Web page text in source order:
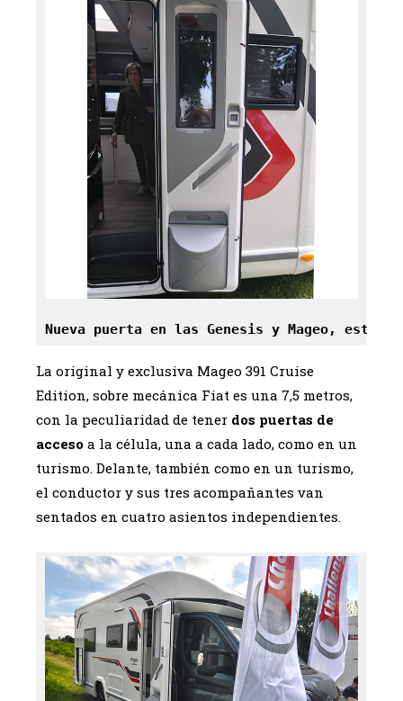
Nueva puerta en las Genesis y Mageo, esta es
La original y exclusiva Mageo 391 Cruise
Edition, sobre mecánica Fiat es una 7,5 metros,
con la peculiaridad de tener dos puertas de
acceso a la célula, una a cada lado, como en un
turismo. Delante, también como en un turismo,
el conductor y sus tres acompañantes van
sentados en cuatro asientos independientes.